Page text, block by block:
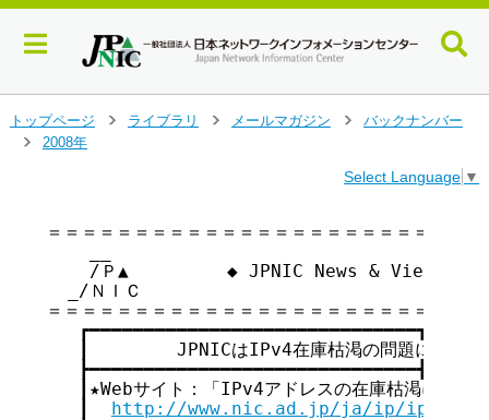
トップページ
ライブラリ
メールマガジン
バックナンバー
2008年
Select Language ▼
＝＝＝＝＝＝＝＝＝＝＝＝＝＝＝＝＝＝＝＝＝＝＝＝
/Ｐ▲         ◆ JPNIC News & Views
  _/ＮＩＣ
＝＝＝＝＝＝＝＝＝＝＝＝＝＝＝＝＝＝＝＝＝＝＝＝
   ┏━━━━━━━━━━━━━━━━━━━━━━━━━━━━━━┓
┃        JPNICはIPv4在庫枯渇の問題に取り
   ┣━━━━━━━━━━━━━━━━━━━━━━━━━━━━━━┫
┃★Webサイト：「IPv4アドレスの在庫枯渇に関
http://www.nic.ad.jp/ja/ip/